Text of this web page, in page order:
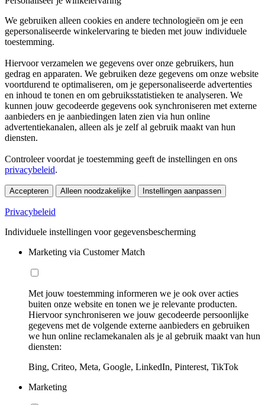
We gebruiken alleen cookies en andere technologieën om je een
gepersonaliseerde winkelervaring te bieden met jouw individuele
toestemming.
Hiervoor verzamelen we gegevens over onze gebruikers, hun
gedrag en apparaten. We gebruiken deze gegevens om onze website
voortdurend te optimaliseren, om je gepersonaliseerde advertenties
en inhoud te tonen en om gebruiksstatistieken te analyseren. We
kunnen jouw gecodeerde gegevens ook synchroniseren met externe
aanbieders en je aanbiedingen laten zien via hun online
advertentiekanalen, alleen als je zelf al gebruik maakt van hun
diensten.
Controleer voordat je toestemming geeft de instellingen en ons
privacybeleid.
Accepteren Alleen noodzakelijke Instellingen aanpassen
Privacybeleid
Individuele instellingen voor gegevensbescherming
Marketing via Customer Match
Met jouw toestemming informeren we je ook over acties
buiten onze website en tonen we je relevante producten.
Hiervoor synchroniseren we jouw gecodeerde persoonlijke
gegevens met de volgende externe aanbieders en gebruiken
we hun online reclamekanalen als je al gebruik maakt van hun
diensten:
Bing, Criteo, Meta, Google, LinkedIn, Pinterest, TikTok
Marketing